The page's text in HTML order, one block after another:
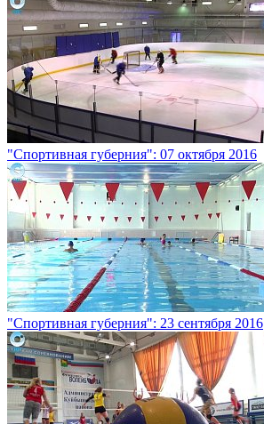
"Спортивная губерния": 07 октября 2016
"Спортивная губерния": 23 сентября 2016